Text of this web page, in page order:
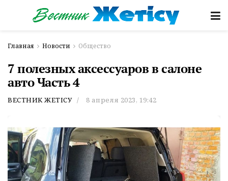
Главная Новости Общество
7 полезных аксессуаров в салоне
авто Часть 4
ВЕСТНИК ЖЕТІСУ 8 апреля 2023, 19:42